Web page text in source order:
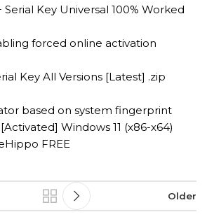
Key Universal 100% Worked
forced online activation
Key All Versions [Latest] .zip
based on system fingerprint
Windows 11 (x86-x64)
FREE
Older